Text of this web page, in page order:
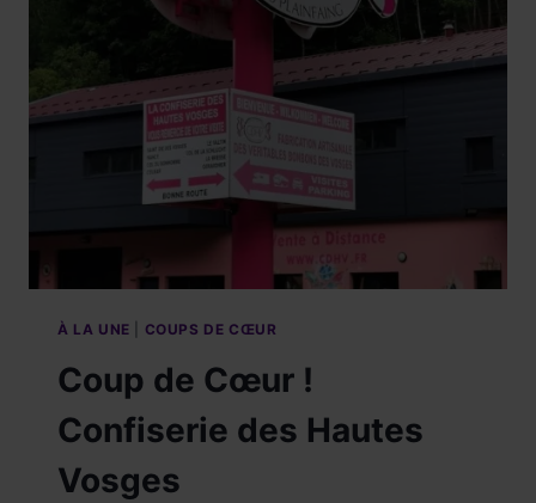
À LA UNE COUPS DE CŒUR
Coup de Cœur !
Confiserie des Hautes
Vosges